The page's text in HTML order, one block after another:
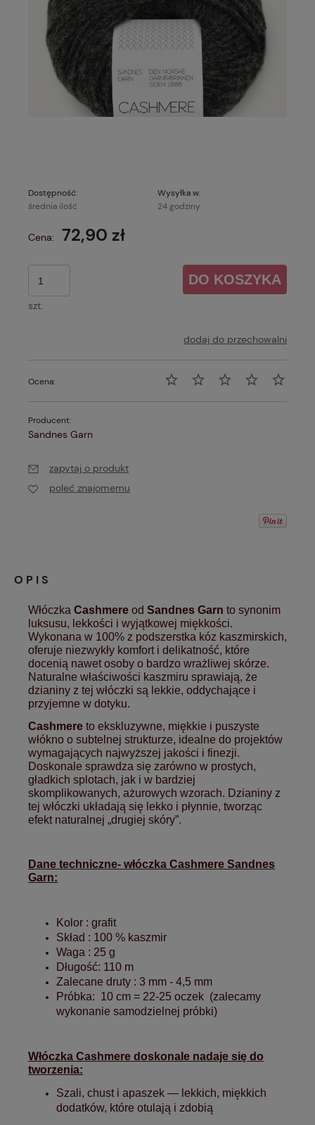
Dostępność:
średnia ilość
Wysyłka w:
24 godziny
Cena: 72,90 zł
szt.
DO KOSZYKA
dodaj do przechowalni
Ocena:
Producent:
Sandnes Garn
zapytaj o produkt
poleć znajomemu
OPIS
Włóczka Cashmere od Sandnes Garn to synonim
luksusu, lekkości i wyjątkowej miękkości.
Wykonana w 100% z podszerstka kóz kaszmirskich,
oferuje niezwykły komfort i delikatność, które
docenią nawet osoby o bardzo wrażliwej skórze.
Naturalne właściwości kaszmiru sprawiają, że
dzianiny z tej włóczki są lekkie, oddychające i
przyjemne w dotyku.
Cashmere to ekskluzywne, miękkie i puszyste
włókno o subtelnej strukturze, idealne do projektów
wymagających najwyższej jakości i finezji.
Doskonale sprawdza się zarówno w prostych,
gładkich splotach, jak i w bardziej
skomplikowanych, ażurowych wzorach. Dzianiny z
tej włóczki układają się lekko i płynnie, tworząc
efekt naturalnej „drugiej skóry”.
Dane techniczne- włóczka Cashmere Sandnes
Garn:
Kolor : grafit
Skład : 100 % kaszmir
Waga : 25 g
Długość: 110 m
Zalecane druty : 3 mm - 4,5 mm
Próbka: 10 cm = 22-25 oczek (zalecamy
wykonanie samodzielnej próbki)
Włóczka Cashmere doskonale nadaje się do
tworzenia:
Szali, chust i apaszek — lekkich, miękkich
dodatków, które otulają i zdobią